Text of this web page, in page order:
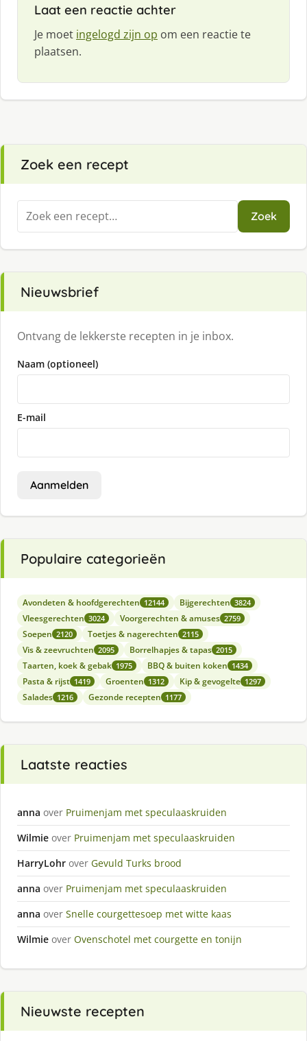
Laat een reactie achter
Je moet ingelogd zijn op om een reactie te
plaatsen.
Zoek een recept
Zoeken
naar:
Zoek
Nieuwsbrief
Ontvang de lekkerste recepten in je inbox.
Naam (optioneel)
E-mail
Aanmelden
Populaire categorieën
Avondeten & hoofdgerechten 12144 Bijgerechten 3824
Vleesgerechten 3024 Voorgerechten & amuses 2759
Soepen 2120 Toetjes & nagerechten 2115
Vis & zeevruchten 2095 Borrelhapjes & tapas 2015
Taarten, koek & gebak 1975 BBQ & buiten koken 1434
Pasta & rijst 1419 Groenten 1312 Kip & gevogelte 1297
Salades 1216 Gezonde recepten 1177
Laatste reacties
anna over Pruimenjam met speculaaskruiden
Wilmie over Pruimenjam met speculaaskruiden
HarryLohr over Gevuld Turks brood
anna over Pruimenjam met speculaaskruiden
anna over Snelle courgettesoep met witte kaas
Wilmie over Ovenschotel met courgette en tonijn
Nieuwste recepten